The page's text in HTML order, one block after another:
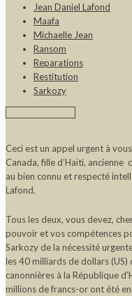
Jean Daniel Lafond
Maafa
Michaelle Jean
Ransom
Reparations
Restitution
Sarkozy
Ceci est un appel urgent à
Canada, fille d’Haïti, ancienne
au bien connu et respecté
Lafond.
Tous les deux, vous devez,
pouvoir et vos compétences
Sarkozy de la nécessité
les 40 milliards de dollars (US)
canonnières à la République
millions de francs-or ont été